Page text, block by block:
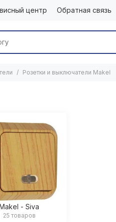
центр Обратная связь
Розетки и выключатели Makel
- Siva
25 товаров